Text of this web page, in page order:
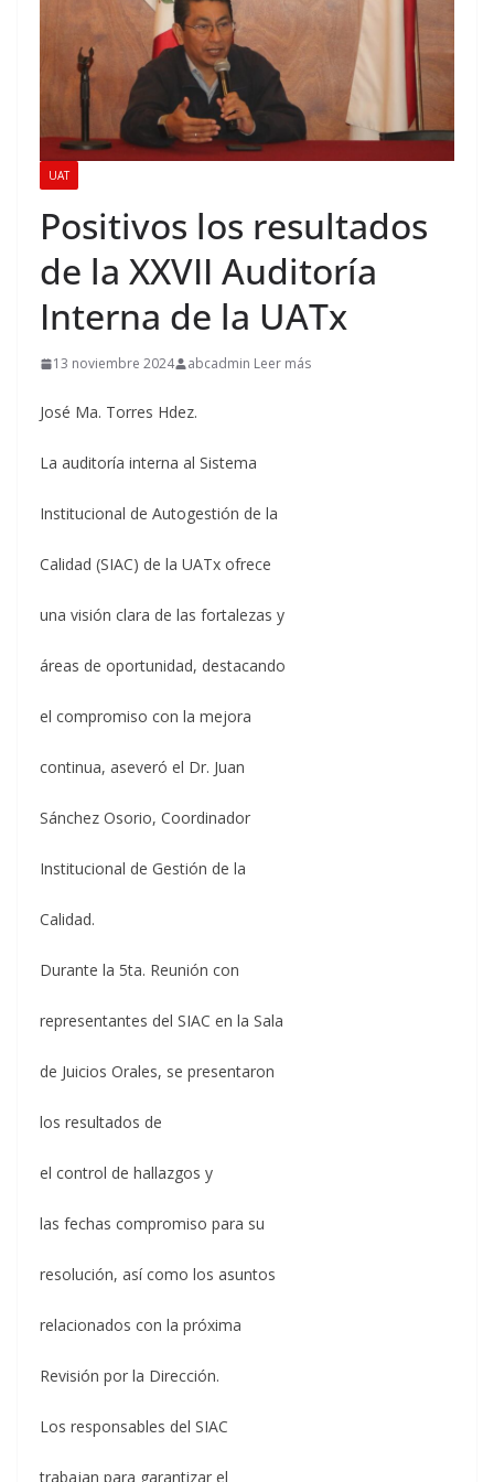
UAT
Positivos los resultados
de la XXVII Auditoría
Interna de la UATx
13 noviembre 2024 abcadmin Leer más
José Ma. Torres Hdez.
La auditoría interna al Sistema
Institucional de Autogestión de la
Calidad (SIAC) de la UATx ofrece
una visión clara de las fortalezas y
áreas de oportunidad, destacando
el compromiso con la mejora
continua, aseveró el Dr. Juan
Sánchez Osorio, Coordinador
Institucional de Gestión de la
Calidad.
Durante la 5ta. Reunión con
representantes del SIAC en la Sala
de Juicios Orales, se presentaron
los resultados de
el control de hallazgos y
las fechas compromiso para su
resolución, así como los asuntos
relacionados con la próxima
Revisión por la Dirección.
Los responsables del SIAC
trabajan para garantizar el